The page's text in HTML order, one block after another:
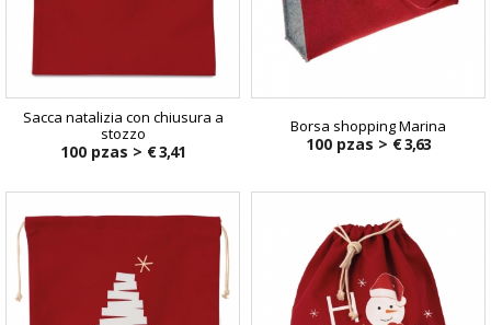
Sacca natalizia con chiusura a
stozzo
100 pzas > € 3,41
Borsa shopping Marina
100 pzas > € 3,63